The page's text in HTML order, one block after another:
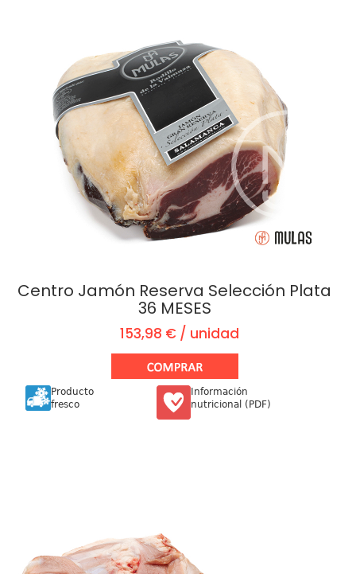
Centro Jamón Reserva Selección Plata
36 MESES
153,98 € / unidad
Producto
fresco
Información
nutricional (PDF)